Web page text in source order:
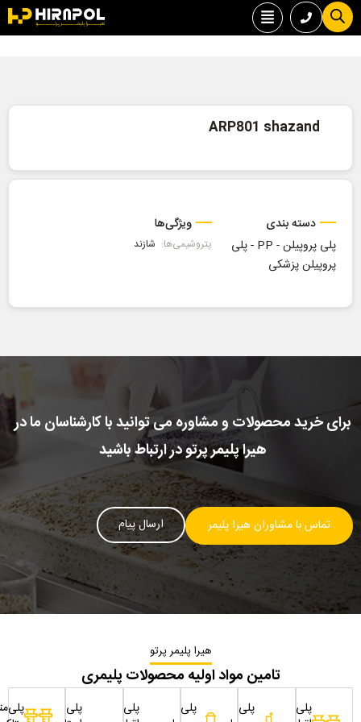
ARP801 shazand
دسته بندی
پلی پروپیلن - PP
-پلی
پروپیلن پزشکی
ویژگی‌ها
پتروشیمی‌ها: شازند
برای خرید محصولات و مشاوره می توانید با کارشناسان ما در
هیرا پلیمر پرتو در ارتباط باشید
تماس با مشاوران هیرا پلیمر ارسال پیام
هیرا پلیمر پرتو
تامین مواد اولیه محصولات پلیمری
پلی
پلی
پلی
پلی
پلی